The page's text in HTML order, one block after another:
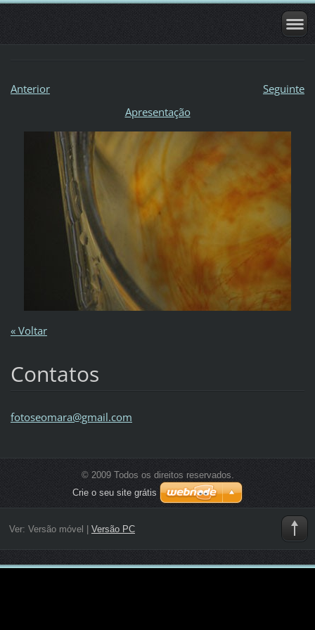
Anterior
Seguinte
Apresentação
« Voltar
Contatos
fotoseomara@gmail.com
© 2009 Todos os direitos reservados.
Crie o seu site grátis
Ver: Versão móvel Versão PC